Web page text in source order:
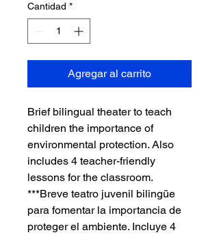
Cantidad *
Agregar al carrito
Brief bilingual theater to teach
children the importance of
environmental protection. Also
includes 4 teacher-friendly
lessons for the classroom.
***Breve teatro juvenil bilingüe
para fomentar la importancia de
proteger el ambiente. Incluye 4